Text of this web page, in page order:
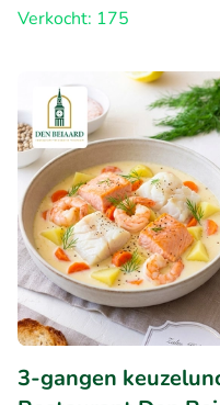
Verkocht: 175
3-gangen